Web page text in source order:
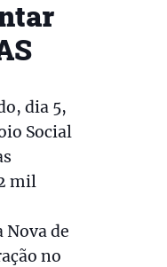
dia 5,
Social
mil
Nova de
no